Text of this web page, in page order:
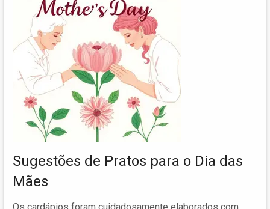
Sugestões de Pratos para o Dia das
Mães
Os cardápios foram cuidadosamente elaborados com